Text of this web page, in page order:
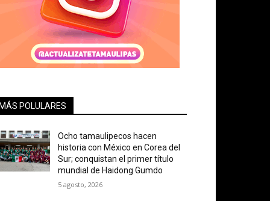
POLULARES
Ocho tamaulipecos hacen
historia con México en Corea del
Sur; conquistan el primer título
mundial de Haidong Gumdo
5 agosto, 2026